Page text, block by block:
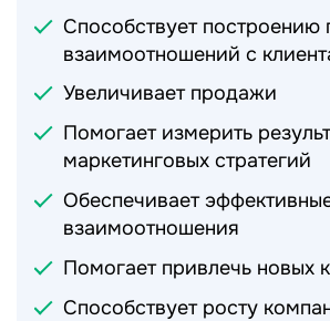
Способствует построению
взаимоотношений с
Увеличивает продажи
Помогает измерить
маркетинговых стратегий
Обеспечивает
взаимоотношения
Помогает привлечь новых
Способствует росту